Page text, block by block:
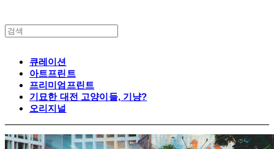
큐레이션
아트프린트
프리미엄프린트
기묘한 대전 고양이들, 기냥?
오리지널